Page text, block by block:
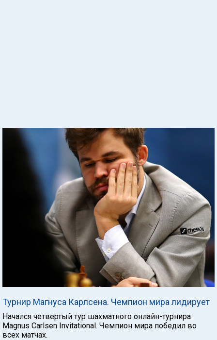
Турнир Магнуса Карлсена. Чемпион мира лидирует
Начался четвертый тур шахматного онлайн-турнира
Magnus Carlsen Invitational. Чемпион мира победил во
всех матчах.